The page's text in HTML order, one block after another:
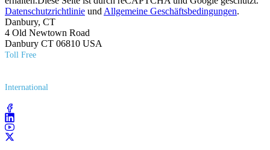
Datenschutzrichtlinie und Allgemeine Geschäftsbedingungen.
Danbury, CT
4 Old Newtown Road
Danbury CT 06810 USA
Toll Free
International